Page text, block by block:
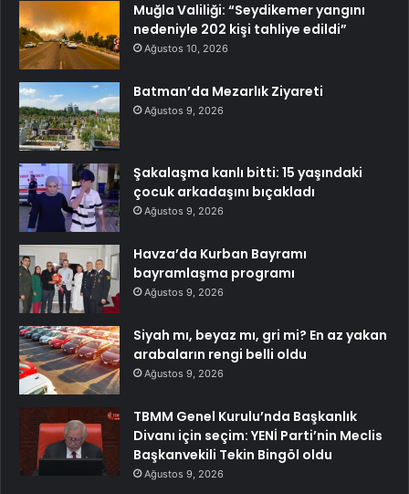
Muğla Valiliği: “Seydikemer yangını
nedeniyle 202 kişi tahliye edildi”
Ağustos 10, 2026
Batman’da Mezarlık Ziyareti
Ağustos 9, 2026
Şakalaşma kanlı bitti: 15 yaşındaki
çocuk arkadaşını bıçakladı
Ağustos 9, 2026
Havza’da Kurban Bayramı
bayramlaşma programı
Ağustos 9, 2026
Siyah mı, beyaz mı, gri mi? En az yakan
arabaların rengi belli oldu
Ağustos 9, 2026
TBMM Genel Kurulu’nda Başkanlık
Divanı için seçim: YENİ Parti’nin Meclis
Başkanvekili Tekin Bingöl oldu
Ağustos 9, 2026